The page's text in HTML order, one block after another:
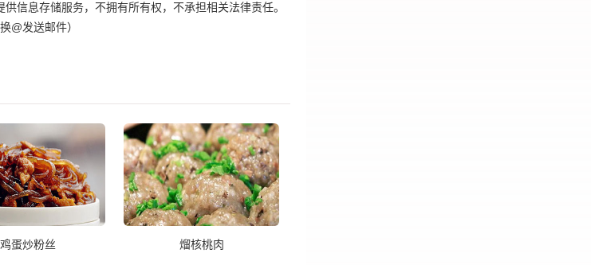
信息存储服务，不拥有所有权，不承担相关法律责任。
@发送邮件）
鸡蛋炒粉丝 熘核桃肉